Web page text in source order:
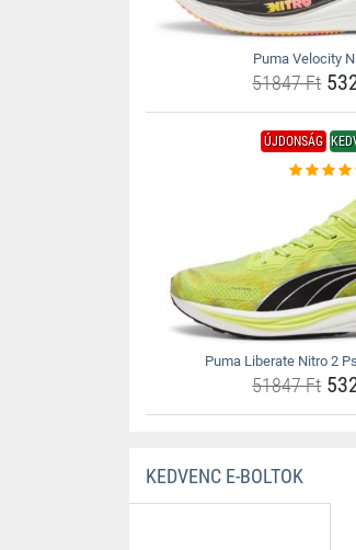
Puma Velocity
51847 Ft
ÚJDONSÁG
Puma Liberate Nitro 2
51847 Ft
KEDVENC E-BOLTOK